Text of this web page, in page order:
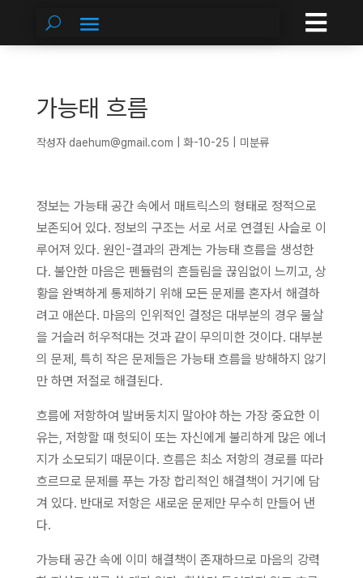

가능태 흐름
작성자 daehum@gmail.com |화-10-25 | 미분류
정보는 가능태 공간 속에서 매트릭스의 형태로 정적으로
보존되어 있다. 정보의 구조는 서로 서로 연결된 사슬로 이
루어져 있다. 원인-결과의 관계는 가능태 흐름을 생성한
다. 불안한 마음은 펜듈럼의 흔들림을 끊임없이 느끼고, 상
황을 완벽하게 통제하기 위해 모든 문제를 혼자서 해결하
려고 애쓴다. 마음의 인위적인 결정은 대부분의 경우 물살
을 거슬러 허우적대는 것과 같이 무의미한 것이다. 대부분
의 문제, 특히 작은 문제들은 가능태 흐름을 방해하지 않기
만 하면 저절로 해결된다.
흐름에 저항하여 발버둥치지 말아야 하는 가장 중요한 이
유는, 저항할 때 헛되이 또는 자신에게 불리하게 많은 에너
지가 소모되기 때문이다. 흐름은 최소 저항의 경로를 따라
흐르므로 문제를 푸는 가장 합리적인 해결책이 거기에 담
겨 있다. 반대로 저항은 새로운 문제만 무수히 만들어 낸
다.
가능태 공간 속에 이미 해결책이 존재하므로 마음의 강력